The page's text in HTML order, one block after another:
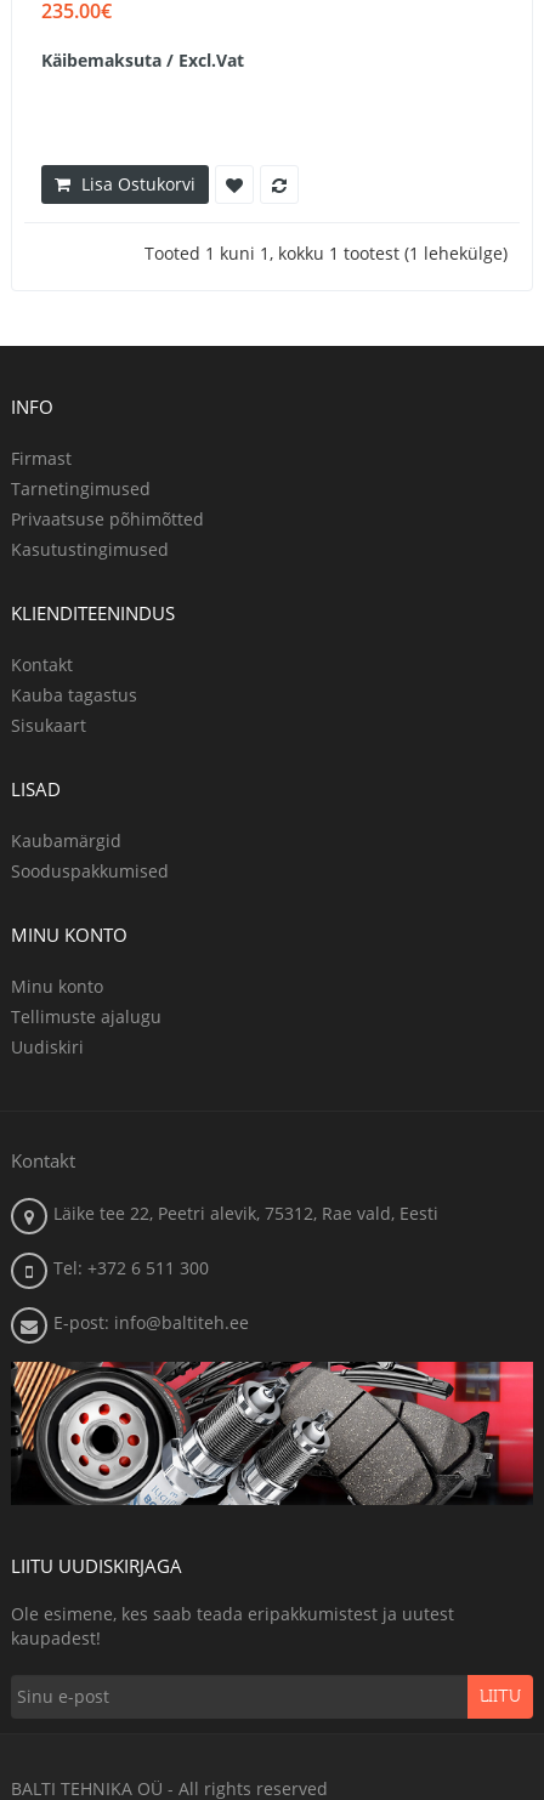
235.00€
Käibemaksuta / Excl.Vat
Lisa Ostukorvi
Tooted 1 kuni 1, kokku 1 tootest (1 lehekülge)
INFO
Firmast
Tarnetingimused
Privaatsuse põhimõtted
Kasutustingimused
KLIENDITEENINDUS
Kontakt
Kauba tagastus
Sisukaart
LISAD
Kaubamärgid
Sooduspakkumised
MINU KONTO
Minu konto
Tellimuste ajalugu
Uudiskiri
Kontakt
Läike tee 22, Peetri alevik, 75312, Rae vald, Eesti
Tel: +372 6 511 300
E-post: info@baltiteh.ee
LIITU UUDISKIRJAGA
Ole esimene, kes saab teada eripakkumistest ja uutest
kaupadest!
LIITU
BALTI TEHNIKA OÜ - All rights reserved